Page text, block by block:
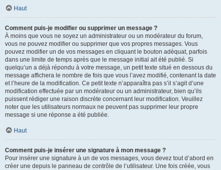
Haut
Comment puis-je modifier ou supprimer un message ?
À moins que vous ne soyez un administrateur ou un modérateur du forum,
vous ne pouvez modifier ou supprimer que vos propres messages. Vous
pouvez modifier un de vos messages en cliquant le bouton adéquat, parfois
dans une limite de temps après que le message initial ait été publié. Si
quelqu’un a déjà répondu à votre message, un petit texte situé en dessous du
message affichera le nombre de fois que vous l’avez modifié, contenant la date
et l’heure de la modification. Ce petit texte n’apparaîtra pas s’il s’agit d’une
modification effectuée par un modérateur ou un administrateur, bien qu’ils
puissent rédiger une raison discrète concernant leur modification. Veuillez
noter que les utilisateurs normaux ne peuvent pas supprimer leur propre
message si une réponse a été publiée.
Haut
Comment puis-je insérer une signature à mon message ?
Pour insérer une signature à un de vos messages, vous devez tout d’abord en
créer une depuis le panneau de contrôle de l’utilisateur. Une fois créée, vous